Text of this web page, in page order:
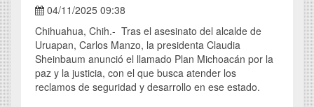
04/11/2025 09:38
Chihuahua, Chih.- Tras el asesinato del alcalde de
Uruapan, Carlos Manzo, la presidenta Claudia
Sheinbaum anunció el llamado Plan Michoacán por la
paz y la justicia, con el que busca atender los
reclamos de seguridad y desarrollo en ese estado.